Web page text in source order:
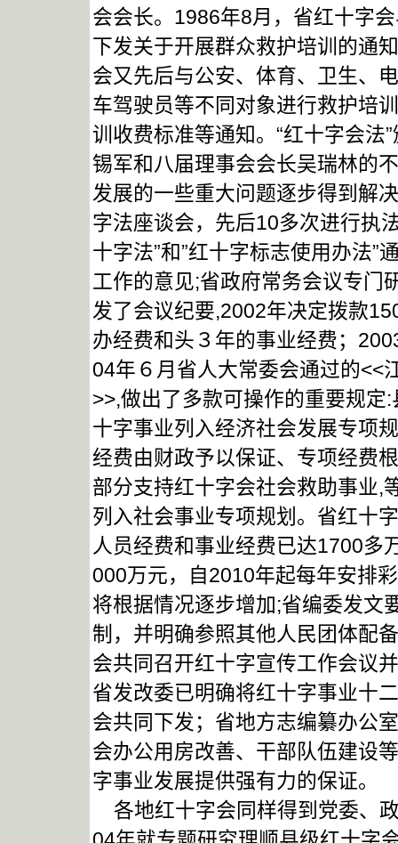
会会长。1986年8月，省红十字
下发关于开展群众救护培训的通
会又先后与公安、体育、卫生、
车驾驶员等不同对象进行救护培
训收费标准等通知。“红十字会法
锡军和八届理事会会长吴瑞林的
发展的一些重大问题逐步得到解
字法座谈会，先后10多次进行执
十字法”和”红十字标志使用办法
工作的意见;省政府常务会议专门
发了会议纪要,2002年决定拨款
办经费和头３年的事业经费；
04年６月省人大常委会通过的<<
>>,做出了多款可操作的重要规
十字事业列入经济社会发展专项
经费由财政予以保证、专项经费
部分支持红十字会社会救助事业,
列入社会事业专项规划。省红十
人员经费和事业经费已达1700多
000万元，自2010年起每年安排
将根据情况逐步增加;省编委发文
制，并明确参照其他人民团体配
会共同召开红十字宣传工作会议
省发改委已明确将红十字事业十
会共同下发；省地方志编纂办公
会办公用房改善、干部队伍建设
字事业发展提供强有力的保证。
各地红十字会同样得到党委、